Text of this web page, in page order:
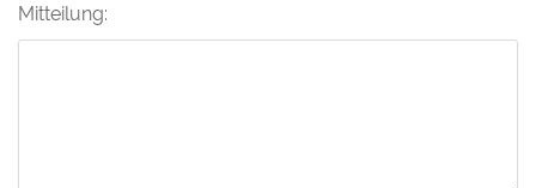
Mitteilung: